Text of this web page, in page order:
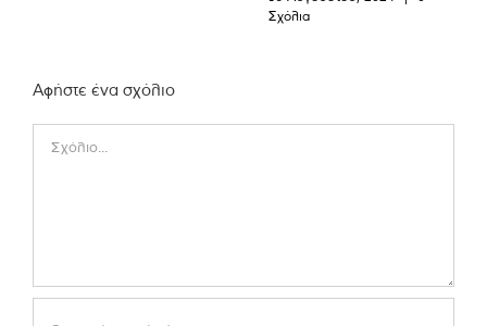
Σχόλια
Αφήστε ένα σχόλιο